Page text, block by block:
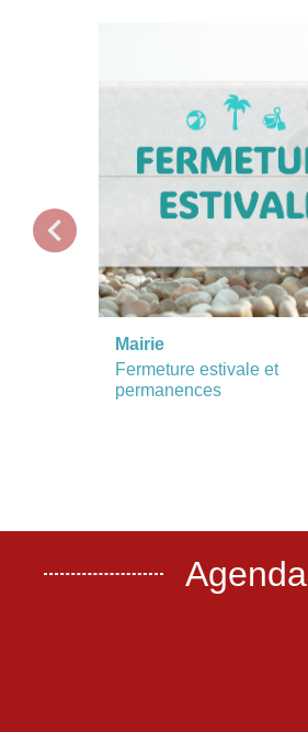
Mairie
Fermeture estivale et
permanences
chevron_left
Agenda